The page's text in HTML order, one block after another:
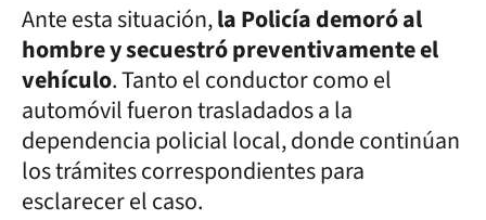
Ante esta situación,la Policía demoró al
hombre y secuestró preventivamente el
vehículo. Tanto el conductor como el
automóvil fueron trasladados a la
dependencia policial local, donde continúan
los trámites correspondientes para
esclarecer el caso.